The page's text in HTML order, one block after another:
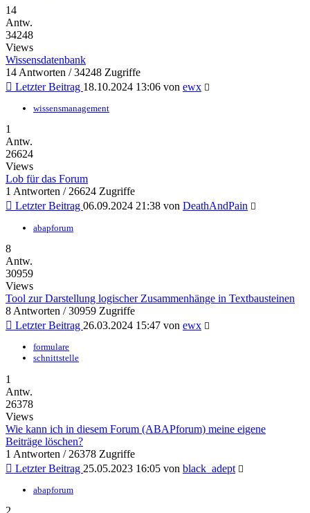
14
Antw.
34248
Views
Wissensdatenbank
14 Antworten / 34248 Zugriffe
Letzter Beitrag 18.10.2024 13:06 von ewx
wissensmanagement
1
Antw.
26624
Views
Lob für das Forum
1 Antworten / 26624 Zugriffe
Letzter Beitrag 06.09.2024 21:38 von DeathAndPain
abapforum
8
Antw.
30959
Views
Tool zur Darstellung logischer Zusammenhänge in Textbausteinen
8 Antworten / 30959 Zugriffe
Letzter Beitrag 26.03.2024 15:47 von ewx
formulare
schnittstelle
1
Antw.
26378
Views
Wie kann ich in diesem Forum (ABAPforum) meine eigene
Beiträge löschen?
1 Antworten / 26378 Zugriffe
Letzter Beitrag 25.05.2023 16:05 von black_adept
abapforum